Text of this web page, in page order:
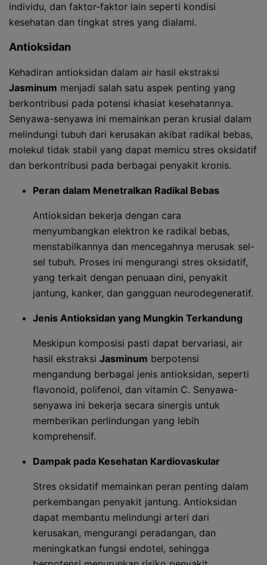
individu, dan faktor-faktor lain seperti kondisi
kesehatan dan tingkat stres yang dialami.
Antioksidan
Kehadiran antioksidan dalam air hasil ekstraksi
Jasminum menjadi salah satu aspek penting yang
berkontribusi pada potensi khasiat kesehatannya.
Senyawa-senyawa ini memainkan peran krusial dalam
melindungi tubuh dari kerusakan akibat radikal bebas,
molekul tidak stabil yang dapat memicu stres oksidatif
dan berkontribusi pada berbagai penyakit kronis.
Peran dalam Menetralkan Radikal Bebas
Antioksidan bekerja dengan cara
menyumbangkan elektron ke radikal bebas,
menstabilkannya dan mencegahnya merusak sel-
sel tubuh. Proses ini mengurangi stres oksidatif,
yang terkait dengan penuaan dini, penyakit
jantung, kanker, dan gangguan neurodegeneratif.
Jenis Antioksidan yang Mungkin Terkandung
Meskipun komposisi pasti dapat bervariasi, air
hasil ekstraksi Jasminum berpotensi
mengandung berbagai jenis antioksidan, seperti
flavonoid, polifenol, dan vitamin C. Senyawa-
senyawa ini bekerja secara sinergis untuk
memberikan perlindungan yang lebih
komprehensif.
Dampak pada Kesehatan Kardiovaskular
Stres oksidatif memainkan peran penting dalam
perkembangan penyakit jantung. Antioksidan
dapat membantu melindungi arteri dari
kerusakan, mengurangi peradangan, dan
meningkatkan fungsi endotel, sehingga